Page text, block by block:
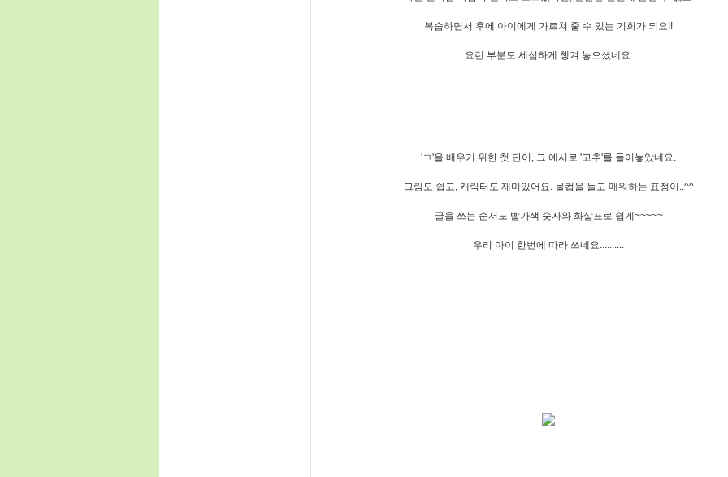
복습하면서 후에 아이에게 가르쳐 줄 수 있는 기회가 되요!!
요런 부분도 세심하게 챙겨 놓으셨네요.
'ㄱ'을 배우기 위한 첫 단어, 그 예시로 '고추'를 들어놓았네요.
그림도 쉽고, 캐릭터도 재미있어요. 물컵을 들고 매워하는 표정이..^^
글을 쓰는 순서도 빨가색 숫자와 화살표로 쉽게~~~~~
우리 아이 한번에 따라 쓰네요..........